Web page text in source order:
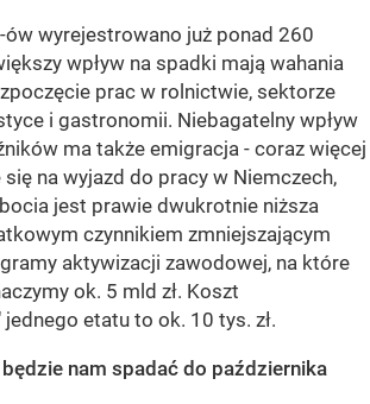
ów wyrejestrowano już ponad 260
wpływ na spadki mają wahania
prac w rolnictwie, sektorze
i gastronomii. Niebagatelny wpływ
ma także emigracja - coraz więcej
na wyjazd do pracy w Niemczech,
jest prawie dwukrotnie niższa
czynnikiem zmniejszającym
aktywizacji zawodowej, na które
ok. 5 mld zł. Koszt
etatu to ok. 10 tys. zł.
nam spadać do października